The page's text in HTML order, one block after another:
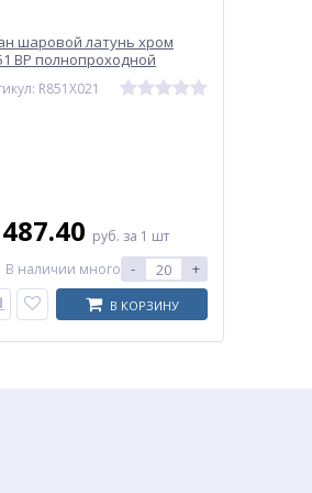
шаровой латунь хром
ВР полнопроходной
красная Giacomini
R851X021
487.40 руб. за 1 шт
В наличии много - +
В КОРЗИНУ